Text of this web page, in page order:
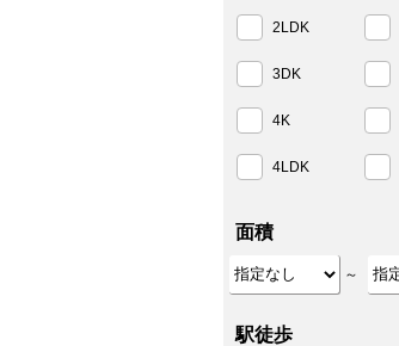
2LDK
3DK
4K
4LDK
面積
～
駅徒歩